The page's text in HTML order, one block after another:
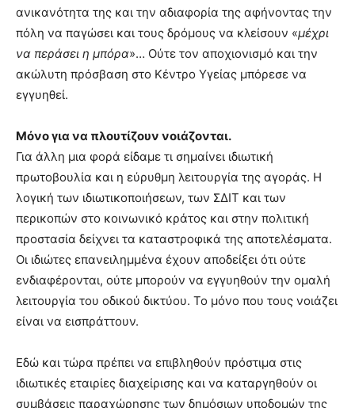
ανικανότητα της και την αδιαφορία της αφήνοντας την
πόλη να παγώσει και τους δρόμους να κλείσουν «μέχρι
να περάσει η μπόρα»… Ούτε τον αποχιονισμό και την
ακώλυτη πρόσβαση στο Κέντρο Υγείας μπόρεσε να
εγγυηθεί.
Μόνο για να πλουτίζουν νοιάζονται.
Για άλλη μια φορά είδαμε τι σημαίνει ιδιωτική
πρωτοβουλία και η εύρυθμη λειτουργία της αγοράς. Η
λογική των ιδιωτικοποιήσεων, των ΣΔΙΤ και των
περικοπών στο κοινωνικό κράτος και στην πολιτική
προστασία δείχνει τα καταστροφικά της αποτελέσματα.
Οι ιδιώτες επανειλημμένα έχουν αποδείξει ότι ούτε
ενδιαφέρονται, ούτε μπορούν να εγγυηθούν την ομαλή
λειτουργία του οδικού δικτύου. Το μόνο που τους νοιάζει
είναι να εισπράττουν.
Εδώ και τώρα πρέπει να επιβληθούν πρόστιμα στις
ιδιωτικές εταιρίες διαχείρισης και να καταργηθούν οι
συμβάσεις παραχώρησης των δημόσιων υποδομών της